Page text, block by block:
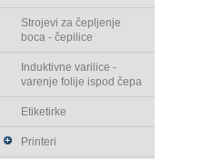
Strojevi za čepljenje
boca - čepilice
Induktivne varilice -
varenje folije ispod čepa
Etiketirke
Printeri